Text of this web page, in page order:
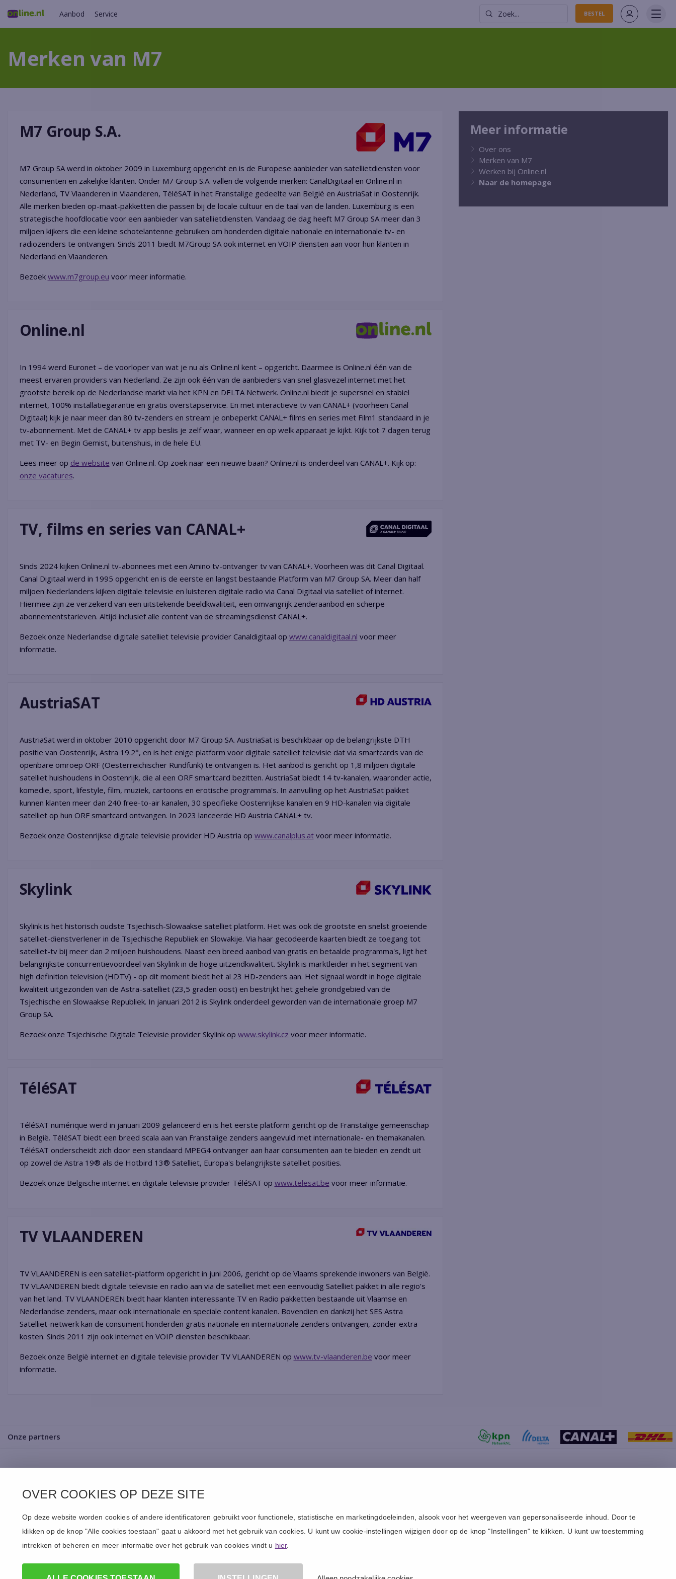
OVER COOKIES OP DEZE SITE
Op deze website worden cookies of andere identificatoren gebruikt voor functionele, statistische en marketingdoeleinden, alsook voor het weergeven van gepersonaliseerde inhoud. Door te
klikken op de knop "Alle cookies toestaan" gaat u akkoord met het gebruik van cookies. U kunt uw cookie-instellingen wijzigen door op de knop "Instellingen" te klikken. U kunt uw toestemming
intrekken of beheren en meer informatie over het gebruik van cookies vindt u hier.
Aanbod Service Zoek... BESTEL
Merken van M7
M7 Group S.A.
M7 Group SA werd in oktober 2009 in Luxemburg opgericht en is de Europese aanbieder van satellietdiensten voor
consumenten en zakelijke klanten. Onder M7 Group S.A. vallen de volgende merken: CanalDigitaal en Online.nl in
Nederland, TV Vlaanderen in Vlaanderen, TéléSAT in het Franstalige gedeelte van België en AustriaSat in Oostenrijk.
Alle merken bieden op-maat-pakketten die passen bij de locale cultuur en de taal van de landen. Luxemburg is een
strategische hoofdlocatie voor een aanbieder van satellietdiensten. Vandaag de dag heeft M7 Group SA meer dan 3
miljoen kijkers die een kleine schotelantenne gebruiken om honderden digitale nationale en internationale tv- en
radiozenders te ontvangen. Sinds 2011 biedt M7Group SA ook internet en VOIP diensten aan voor hun klanten in
Nederland en Vlaanderen.
Bezoek www.m7group.eu voor meer informatie.
Online.nl
In 1994 werd Euronet – de voorloper van wat je nu als Online.nl kent – opgericht. Daarmee is Online.nl één van de
meest ervaren providers van Nederland. Ze zijn ook één van de aanbieders van snel glasvezel internet met het
grootste bereik op de Nederlandse markt via het KPN en DELTA Netwerk. Online.nl biedt je supersnel en stabiel
internet, 100% installatiegarantie en gratis overstapservice. En met interactieve tv van CANAL+ (voorheen Canal
Digitaal) kijk je naar meer dan 80 tv-zenders en stream je onbeperkt CANAL+ films en series met Film1 standaard in je
tv-abonnement. Met de CANAL+ tv app beslis je zelf waar, wanneer en op welk apparaat je kijkt. Kijk tot 7 dagen terug
met TV- en Begin Gemist, buitenshuis, in de hele EU.
Lees meer op de website van Online.nl. Op zoek naar een nieuwe baan? Online.nl is onderdeel van CANAL+. Kijk op:
onze vacatures.
TV, films en series van CANAL+
Sinds 2024 kijken Online.nl tv-abonnees met een Amino tv-ontvanger tv van CANAL+. Voorheen was dit Canal Digitaal.
Canal Digitaal werd in 1995 opgericht en is de eerste en langst bestaande Platform van M7 Group SA. Meer dan half
miljoen Nederlanders kijken digitale televisie en luisteren digitale radio via Canal Digitaal via satelliet of internet.
Hiermee zijn ze verzekerd van een uitstekende beeldkwaliteit, een omvangrijk zenderaanbod en scherpe
abonnementstarieven. Altijd inclusief alle content van de streamingsdienst CANAL+.
Bezoek onze Nederlandse digitale satelliet televisie provider Canaldigitaal op www.canaldigitaal.nl voor meer
informatie.
AustriaSAT
AustriaSat werd in oktober 2010 opgericht door M7 Group SA. AustriaSat is beschikbaar op de belangrijkste DTH
positie van Oostenrijk, Astra 19.2°, en is het enige platform voor digitale satelliet televisie dat via smartcards van de
openbare omroep ORF (Oesterreichischer Rundfunk) te ontvangen is. Het aanbod is gericht op 1,8 miljoen digitale
satelliet huishoudens in Oostenrijk, die al een ORF smartcard bezitten. AustriaSat biedt 14 tv-kanalen, waaronder actie,
komedie, sport, lifestyle, film, muziek, cartoons en erotische programma's. In aanvulling op het AustriaSat pakket
kunnen klanten meer dan 240 free-to-air kanalen, 30 specifieke Oostenrijkse kanalen en 9 HD-kanalen via digitale
satelliet op hun ORF smartcard ontvangen. In 2023 lanceerde HD Austria CANAL+ tv.
Bezoek onze Oostenrijkse digitale televisie provider HD Austria op www.canalplus.atvoor meer informatie.
Skylink
Skylink is het historisch oudste Tsjechisch-Slowaakse satelliet platform. Het was ook de grootste en snelst groeiende
satelliet-dienstverlener in de Tsjechische Republiek en Slowakije. Via haar gecodeerde kaarten biedt ze toegang tot
satelliet-tv bij meer dan 2 miljoen huishoudens. Naast een breed aanbod van gratis en betaalde programma's, ligt het
belangrijkste concurrentievoordeel van Skylink in de hoge uitzendkwaliteit. Skylink is marktleider in het segment van
high definition television (HDTV) - op dit moment biedt het al 23 HD-zenders aan. Het signaal wordt in hoge digitale
kwaliteit uitgezonden van de Astra-satelliet (23,5 graden oost) en bestrijkt het gehele grondgebied van de
Tsjechische en Slowaakse Republiek. In januari 2012 is Skylink onderdeel geworden van de internationale groep M7
Group SA.
Bezoek onze Tsjechische Digitale Televisie provider Skylink op www.skylink.cz voor meer informatie.
TéléSAT
TéléSAT numérique werd in januari 2009 gelanceerd en is het eerste platform gericht op de Franstalige gemeenschap
in België. TéléSAT biedt een breed scala aan van Franstalige zenders aangevuld met internationale- en themakanalen.
TéléSAT onderscheidt zich door een standaard MPEG4 ontvanger aan haar consumenten aan te bieden en zendt uit
op zowel de Astra 19® als de Hotbird 13® Satelliet, Europa's belangrijkste satelliet posities.
Bezoek onze Belgische internet en digitale televisie provider TéléSAT op www.telesat.be voor meer informatie.
TV VLAANDEREN
TV VLAANDEREN is een satelliet-platform opgericht in juni 2006, gericht op de Vlaams sprekende inwoners van België.
TV VLAANDEREN biedt digitale televisie en radio aan via de satelliet met een eenvoudig Satelliet pakket in alle regio's
van het land. TV VLAANDEREN biedt haar klanten interessante TV en Radio pakketten bestaande uit Vlaamse en
Nederlandse zenders, maar ook internationale en speciale content kanalen. Bovendien en dankzij het SES Astra
Satelliet-netwerk kan de consument honderden gratis nationale en internationale zenders ontvangen, zonder extra
kosten. Sinds 2011 zijn ook internet en VOIP diensten beschikbaar.
Bezoek onze België internet en digitale televisie provider TV VLAANDEREN op www.tv-vlaanderen.be voor meer
informatie.
Meer informatie
Over ons
Merken van M7
Werken bij Online.nl
Naar de homepage
Onze partners
Alles-in-1
Pakkettenoverzicht
Internet en Wifi
Administratie
Over ons
Contact
Naar de Shop
voorbehouden.
Canal+ Luxembourg S. à r.l.